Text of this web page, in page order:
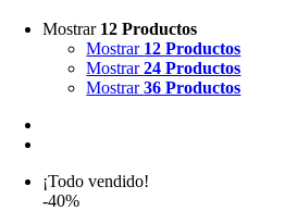
Mostrar 12 Productos
Mostrar 12 Productos
Mostrar24 Productos
Mostrar36 Productos
¡Todo vendido!
-40%